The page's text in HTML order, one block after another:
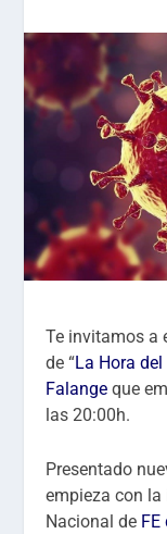
Te invitamos a
de “La Hora del
Falange que
las 20:00h.
Presentado
empieza con
Nacional de FE